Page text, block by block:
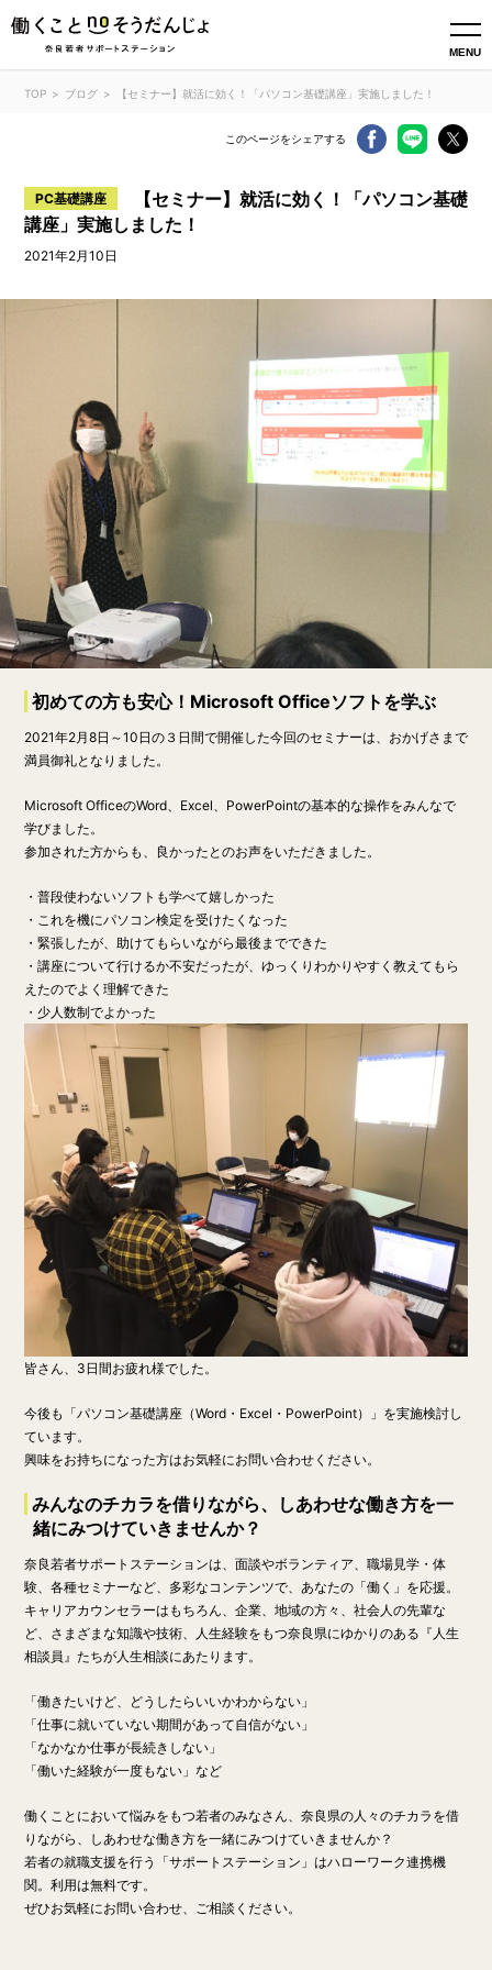
MENU
TOP ブログ 【セミナー】就活に効く！「パソコン基礎講座」実施しました！
このページをシェアする
PC基礎講座
【セミナー】就活に効く！「パソコン基礎
講座」実施しました！
2021年2月10日
初めての方も安心！Microsoft Officeソフトを学ぶ
2021年2月8日～10日の３日間で開催した今回のセミナーは、おかげさまで
満員御礼となりました。
Microsoft OfficeのWord、Excel、PowerPointの基本的な操作をみんなで
学びました。
参加された方からも、良かったとのお声をいただきました。
・普段使わないソフトも学べて嬉しかった
・これを機にパソコン検定を受けたくなった
・緊張したが、助けてもらいながら最後までできた
・講座について行けるか不安だったが、ゆっくりわかりやすく教えてもら
えたのでよく理解できた
・少人数制でよかった
皆さん、3日間お疲れ様でした。
今後も「パソコン基礎講座（Word・Excel・PowerPoint）」を実施検討し
ています。
興味をお持ちになった方はお気軽にお問い合わせください。
みんなのチカラを借りながら、しあわせな働き方を一
緒にみつけていきませんか？
奈良若者サポートステーションは、面談やボランティア、職場見学・体
験、各種セミナーなど、多彩なコンテンツで、あなたの「働く」を応援。
キャリアカウンセラーはもちろん、企業、地域の方々、社会人の先輩な
ど、さまざまな知識や技術、人生経験をもつ奈良県にゆかりのある『人生
相談員』たちが人生相談にあたります。
「働きたいけど、どうしたらいいかわからない」
「仕事に就いていない期間があって自信がない」
「なかなか仕事が長続きしない」
「働いた経験が一度もない」など
働くことにおいて悩みをもつ若者のみなさん、奈良県の人々のチカラを借
りながら、しあわせな働き方を一緒にみつけていきませんか？
若者の就職支援を行う「サポートステーション」はハローワーク連携機
関。利用は無料です。
ぜひお気軽にお問い合わせ、ご相談ください。